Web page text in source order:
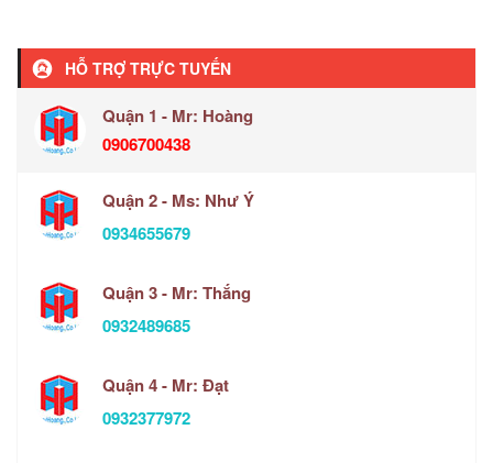
HỖ TRỢ TRỰC TUYẾN
Quận 1 - Mr: Hoàng
0906700438
Quận 2 - Ms: Như Ý
0934655679
Quận 3 - Mr: Thắng
0932489685
Quận 4 - Mr: Đạt
0932377972